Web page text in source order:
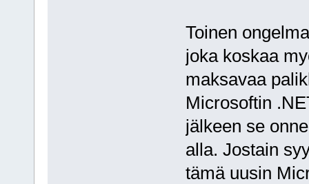
Toinen
joka koskaa
maksavaa
Microsoftin
jälkeen se
alla. Jostain
tämä uusin